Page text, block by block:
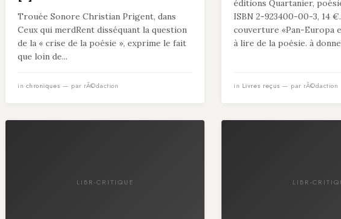
Trouée Sonore Christian Prigent, dans
Ceux qui merdRent disséquant la question
de la « crise de la poésie », exprime le fait
que loin de...
in chroniques — par rÃ©daction
éditions Quartanier,
ISBN 2-923400-00-3, 14
couverture «Pan-Europa
à lire de la poésie. à
in Livres reçus — par rÃ©daction
LIBR-CRITIQUE LIBR-